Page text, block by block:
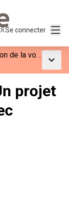
Se connecter
Concertation publique pour la requalification de la voie M2
projet